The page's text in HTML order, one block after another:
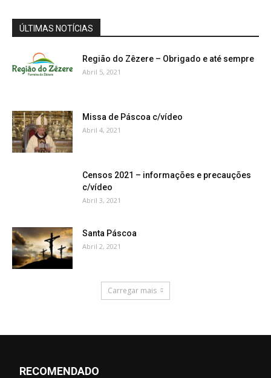
ÚLTIMAS NOTÍCIAS
Região do Zêzere – Obrigado e até sempre
Abril 5, 2021
Missa de Páscoa c/vídeo
Abril 4, 2021
Censos 2021 – informações e precauções
c/vídeo
Abril 3, 2021
Santa Páscoa
Abril 2, 2021
Carregar mais
RECOMENDADO